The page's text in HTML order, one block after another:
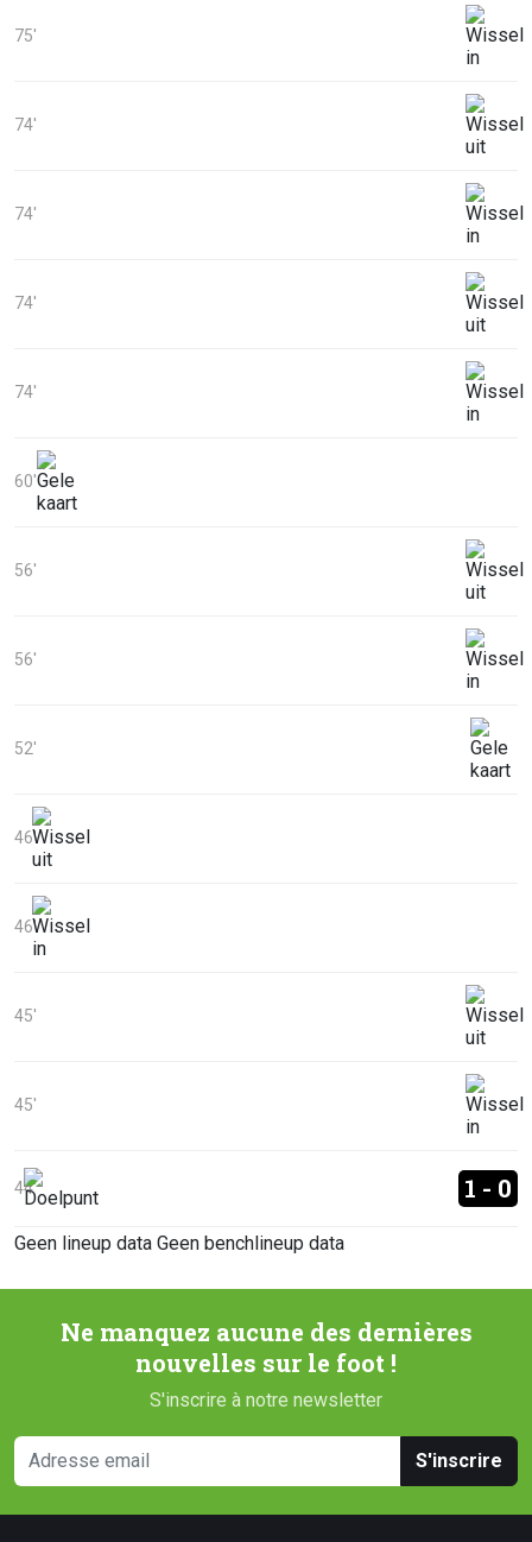
75'
74'
74'
74'
74'
60'
56'
56'
52'
46'
46'
45'
45'
44' 1 - 0
Geen lineup data Geen benchlineup data
Ne manquez aucune des dernières
nouvelles sur le foot !
S'inscrire à notre newsletter
S'inscrire